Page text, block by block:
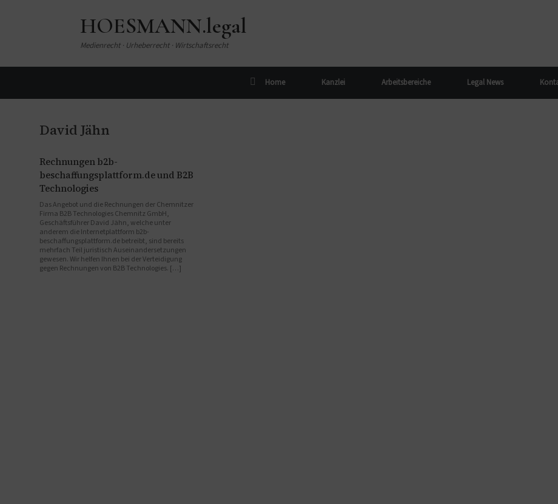
HOESMANN.legal
Medienrecht · Urheberrecht · Wirtschaftsrecht
Home Kanzlei Arbeitsbereiche Legal News
David Jähn
Rechnungen b2b-
beschaffungsplattform.de und B2B
Technologies
Das Angebot und die Rechnungen der Chemnitzer
Firma B2B Technologies Chemnitz GmbH,
Geschäftsführer David Jähn, welche unter
anderem die Internetplattform b2b-
beschaffungsplattform.de betreibt, sind bereits
mehrfach Teil juristisch Auseinandersetzungen
gewesen. Wir helfen Ihnen bei der Verteidigung
gegen Rechnungen von B2B Technologies. […]